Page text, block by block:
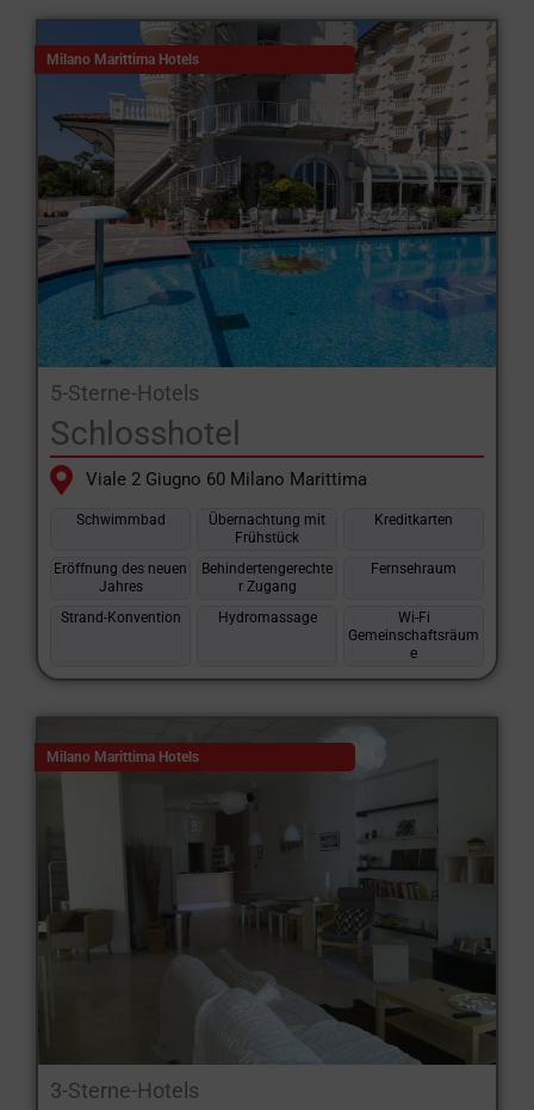
Milano Marittima Hotels
5-Sterne-Hotels
Schlosshotel
Viale 2 Giugno 60 Milano Marittima
Schwimmbad
Übernachtung mit
Frühstück
Kreditkarten
Eröffnung des neuen
Jahres
Behindertengerechte
r Zugang
Fernsehraum
Strand-Konvention Hydromassage
Wi-Fi
Gemeinschaftsräum
e
Milano Marittima Hotels
3-Sterne-Hotels